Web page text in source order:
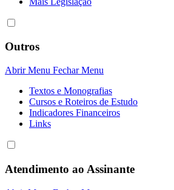
Outros
Abrir Menu Fechar Menu
Textos e Monografias
Cursos e Roteiros de Estudo
Indicadores Financeiros
Links
Atendimento ao Assinante